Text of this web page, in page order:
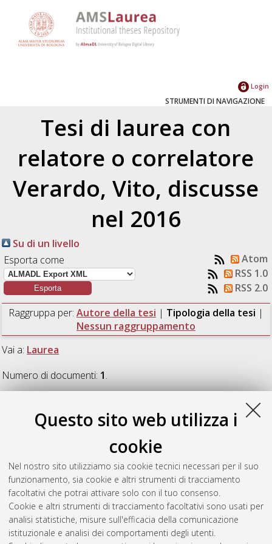
Questo sito web utilizza i
cookie
Nel nostro sito utilizziamo sia cookie tecnici necessari per il suo
funzionamento, sia cookie e altri strumenti di tracciamento
facoltativi che potrai attivare solo con il tuo consenso.
Cookie e altri strumenti di tracciamento facoltativi sono usati per
analisi statistiche, misure sull'efficacia della comunicazione
istituzionale e analisi dei comportamenti degli utenti.
Login
STRUMENTI DI NAVIGAZIONE
Tesi di laurea con
relatore o correlatore
Verardo, Vito, discusse
nel 2016
Su di un livello
Esporta come
Atom
RSS 1.0
RSS 2.0
Raggruppa per: Autore della tesi | Tipologia della tesi |
Nessun raggruppamento
Vai a: Laurea
Numero di documenti: 1.
Laurea
Determinazione del contenuto in composti
antiossidante in differenti varietà di patata.[Laurea],
Università di Bologna, Corso di Studio in Tecnologie alimentari
[L-DM270] - Cesena , Documento ad accesso riservato.
Questa lista e' stata generata ilThu Aug 6 07:03:42 2026